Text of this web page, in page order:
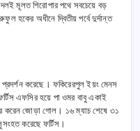
মূলত শিরোপার পথে সবচেয়ে বড়
হকের অধীনে দ্বিতীয় পর্বে দুর্দান্ত
প্রদর্শন করেছে। ফকিরেরপুল ইয়ং মেনস
এফসির হয়ে পা ওমর বাবু একাই
করেন জোড়া গোল। ১৬ ম্যাচ শেষে ৩১
করেছে ফর্টিস।